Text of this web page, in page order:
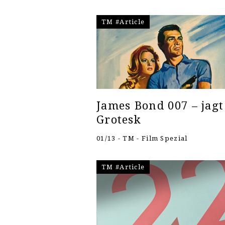
TM #Article
James Bond 007 –
Grotesk
01/13 - TM - Film Spezial
TM #Article